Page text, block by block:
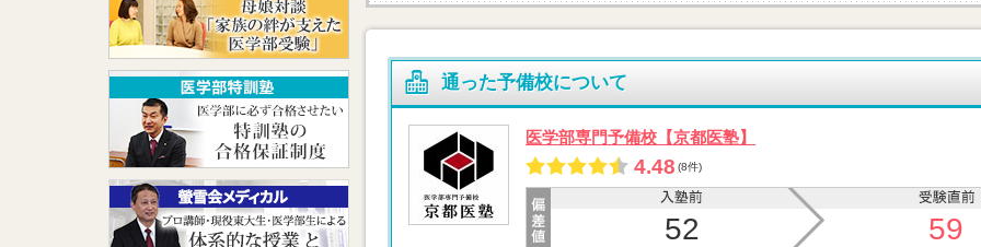
通った予備校について
医学部専門予備校【京都医塾】
4.48 (8件)
52 59